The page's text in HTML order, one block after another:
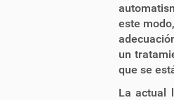
este
un
que se
La actual